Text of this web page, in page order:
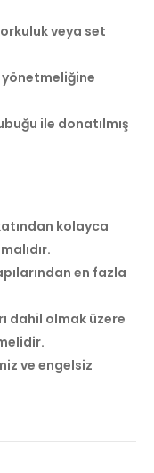
veya set
yönetmeliğine
ile donatılmış
kolayca
en fazla
dahil olmak üzere
ve engelsiz